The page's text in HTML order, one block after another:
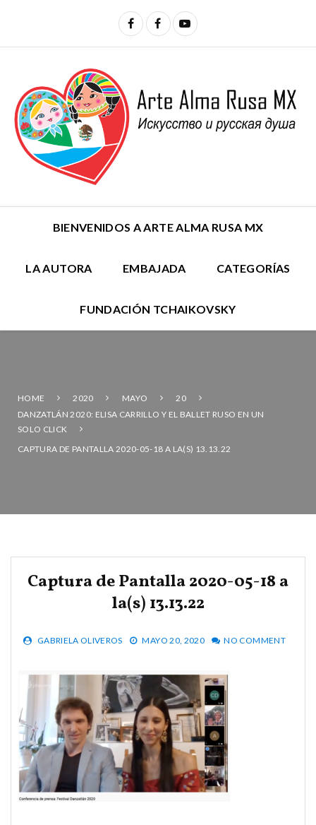
BIENVENIDOS A ARTE ALMA RUSA MX
LA AUTORA EMBAJADA CATEGORÍAS
FUNDACIÓN TCHAIKOVSKY
HOME 2020 MAYO
20
DANZATLÁN 2020: ELISA CARRILLO Y EL BALLET RUSO EN UN
SOLO CLICK
CAPTURA DE PANTALLA 2020-05-18 A LA(S) 13.13.22
Captura de Pantalla 2020-05-18 a
la(s) 13.13.22
GABRIELA OLIVEROS MAYO 20, 2020 NO COMMENT